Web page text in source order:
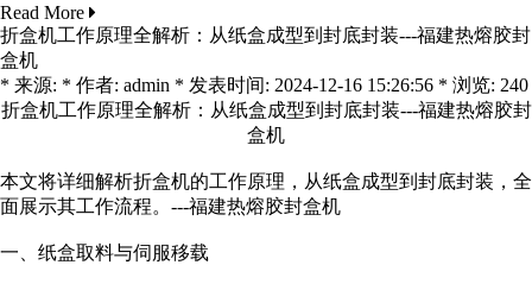
Read More
折盒机工作原理全解析：从纸盒成型到封底封装---福建热熔胶封
盒机
* 来源: * 作者: admin * 发表时间: 2024-12-16 15:26:56 * 浏览: 240
折盒机工作原理全解析：从纸盒成型到封底封装---福建热熔胶封
盒机
本文将详细解析折盒机的工作原理，从纸盒成型到封底封装，全
面展示其工作流程。 ---福建热熔胶封盒机
一、纸盒取料与伺服移载